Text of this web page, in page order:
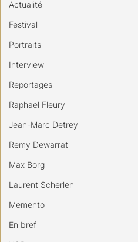
Actualité
Festival
Portraits
Interview
Reportages
Raphael Fleury
Jean-Marc Detrey
Remy Dewarrat
Max Borg
Laurent Scherlen
Memento
En bref